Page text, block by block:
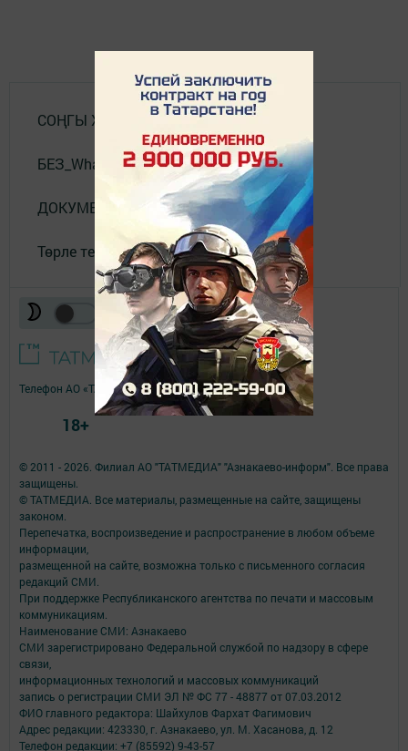
СОҢГЫ ХӘБӘРЛӘР
БЕЗ_WhatsApp_та
ДОКУМЕНТЛАР
Төрле темалар
© 2011 - 2026. Филиал АО "ТАТМЕДИА" "Азнакаево-информ". Все права
защищены.
© ТАТМЕДИА. Все материалы, размещенные на сайте, защищены
законом.
Перепечатка, воспроизведение и распространение в любом объеме
информации,
размещенной на сайте, возможна только с письменного согласия
редакций СМИ.
При поддержке Республиканского агентства по печати и массовым
коммуникациям.
Наименование СМИ: Азнакаево
СМИ зарегистрировано Федеральной службой по надзору в сфере
связи,
информационных технологий и массовых коммуникаций
запись о регистрации СМИ ЭЛ № ФС 77 - 48877 от 07.03.2012
ФИО главного редактора: Шайхулов Фархат Фагимович
Адрес редакции: 423330, г. Азнакаево, ул. М. Хасанова, д. 12
Телефон редакции: +7 (85592) 9-43-57
Телефон АО «ТАТМЕДИА»:(843) 222 09 84
18+